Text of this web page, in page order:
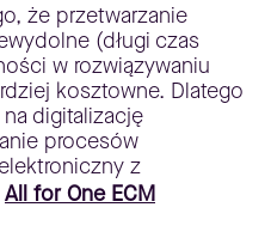
że przetwarzanie
(długi czas
w rozwiązywaniu
kosztowne. Dlatego
digitalizację
procesów
z
All for One ECM